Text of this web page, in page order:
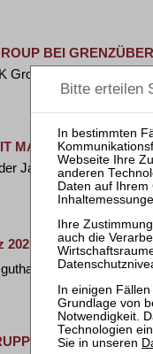
BEI
Group, Deutschlands
MAX ZÜNKLER DIE
Jahres- und
- II ZB 7/24
im Sinn von §
STARTET